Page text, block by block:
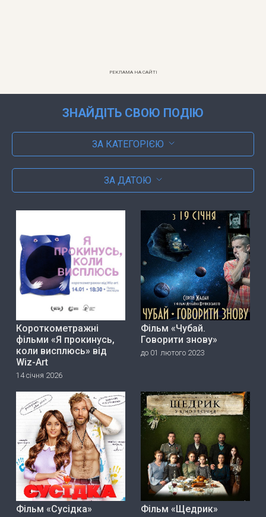
РЕКЛАМА НА САЙТІ
ЗНАЙДІТЬ СВОЮ ПОДІЮ
ЗА КАТЕГОРІЄЮ
ЗА ДАТОЮ
Короткометражні
фільми «Я прокинусь,
коли висплюсь» від
Wiz-Art
14 січня 2026
Фільм «Чубай.
Говорити знову»
до 01 лютого 2023
Фільм «Сусідка» Фільм «Щедрик»